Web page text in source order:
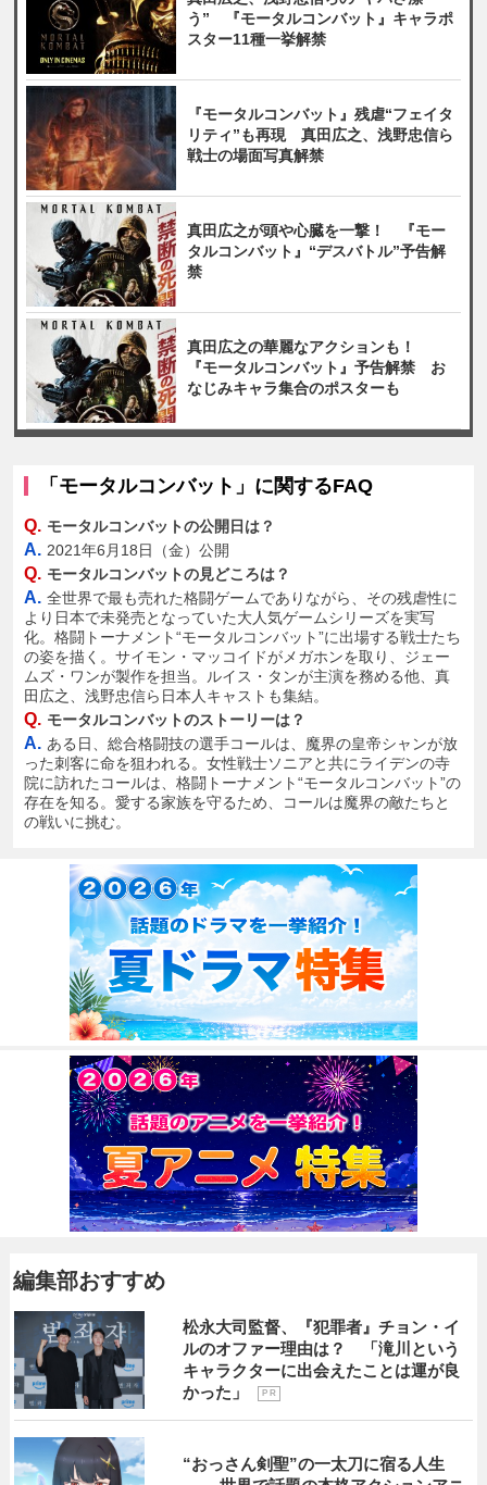
う” 『モータルコンバット』キャラポ
スター11種一挙解禁
『モータルコンバット』残虐“フェイタ
リティ”も再現 真田広之、浅野忠信ら
戦士の場面写真解禁
真田広之が頭や心臓を一撃！ 『モー
タルコンバット』“デスバトル”予告解
禁
真田広之の華麗なアクションも！
『モータルコンバット』予告解禁 お
なじみキャラ集合のポスターも
「モータルコンバット」に関するFAQ
Q. モータルコンバットの公開日は？
A. 2021年6月18日（金）公開
Q. モータルコンバットの見どころは？
A. 全世界で最も売れた格闘ゲームでありながら、その残虐性に
より日本で未発売となっていた大人気ゲームシリーズを実写
化。格闘トーナメント“モータルコンバット”に出場する戦士たち
の姿を描く。サイモン・マッコイドがメガホンを取り、ジェー
ムズ・ワンが製作を担当。ルイス・タンが主演を務める他、真
田広之、浅野忠信ら日本人キャストも集結。
Q. モータルコンバットのストーリーは？
A. ある日、総合格闘技の選手コールは、魔界の皇帝シャンが放
った刺客に命を狙われる。女性戦士ソニアと共にライデンの寺
院に訪れたコールは、格闘トーナメント“モータルコンバット”の
存在を知る。愛する家族を守るため、コールは魔界の敵たちと
の戦いに挑む。
編集部おすすめ
松永大司監督、『犯罪者』チョン・イ
ルのオファー理由は？ 「滝川という
キャラクターに出会えたことは運が良
かった」
P R
“おっさん剣聖”の一太刀に宿る人生